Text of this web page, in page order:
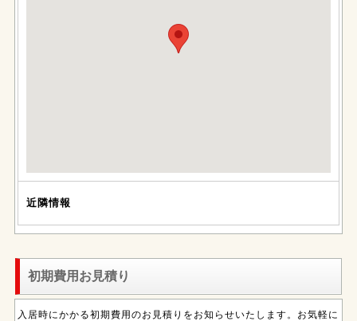
近隣情報
初期費用お見積り
入居時にかかる初期費用のお見積りをお知らせいたします。お気軽に